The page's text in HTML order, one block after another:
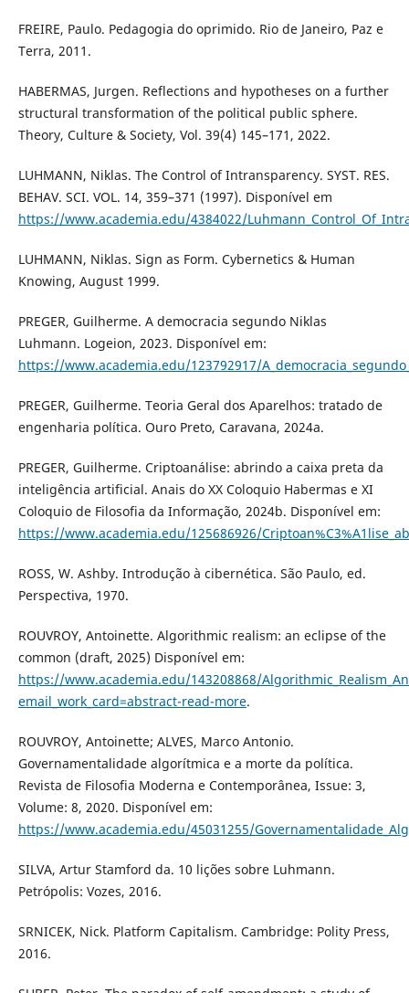
FREIRE, Paulo. Pedagogia do oprimido. Rio de Janeiro, Paz e
Terra, 2011.
HABERMAS, Jurgen. Reflections and hypotheses on a further
structural transformation of the political public sphere.
Theory, Culture & Society, Vol. 39(4) 145–171, 2022.
LUHMANN, Niklas. The Control of Intransparency. SYST. RES.
BEHAV. SCI. VOL. 14, 359–371 (1997). Disponível em
https://www.academia.edu/4384022/
LUHMANN, Niklas. Sign as Form. Cybernetics & Human
Knowing, August 1999.
PREGER, Guilherme. A democracia segundo Niklas
Luhmann. Logeion, 2023. Disponível em:
https://www.academia.edu/123792917/
PREGER, Guilherme. Teoria Geral dos Aparelhos: tratado de
engenharia política. Ouro Preto, Caravana, 2024a.
PREGER, Guilherme. Criptoanálise: abrindo a caixa preta da
inteligência artificial. Anais do XX Coloquio Habermas e XI
Coloquio de Filosofia da Informação, 2024b. Disponível em:
https://www.academia.edu/125686926/
ROSS, W. Ashby. Introdução à cibernética. São Paulo, ed.
Perspectiva, 1970.
ROUVROY, Antoinette. Algorithmic realism: an eclipse of the
common (draft, 2025) Disponível em:
https://www.academia.edu/143208868/
email_work_card=abstract-read-more.
ROUVROY, Antoinette; ALVES, Marco Antonio.
Governamentalidade algorítmica e a morte da política.
Revista de Filosofia Moderna e Contemporânea, Issue: 3,
Volume: 8, 2020. Disponível em:
https://www.academia.edu/45031255/
SILVA, Artur Stamford da. 10 lições sobre Luhmann.
Petrópolis: Vozes, 2016.
SRNICEK, Nick. Platform Capitalism. Cambridge: Polity Press,
2016.